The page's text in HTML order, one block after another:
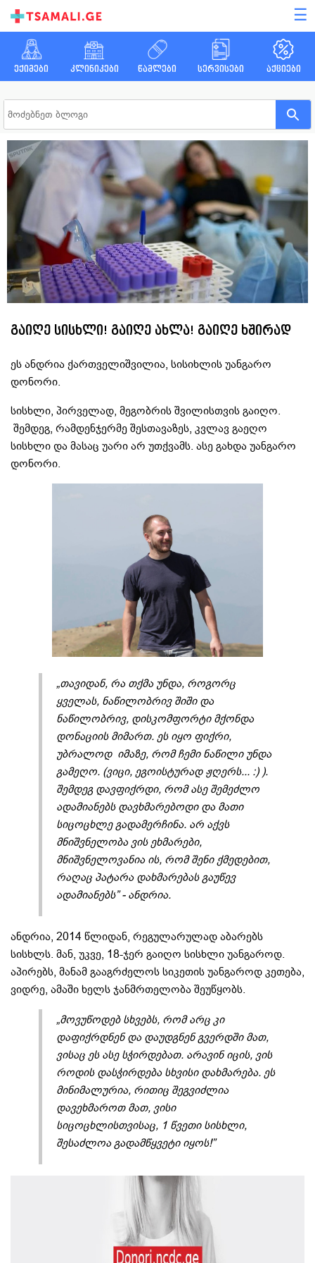
☰
ექიმები კლინიკები წამლები სერვისები აქციები
გაიღე სისხლი! გაიღე ახლა! გაიღე ხშირად
ეს ანდრია ქართველიშვილია, სისიხლის უანგარო
დონორი.
სისხლი, პირველად, მეგობრის შვილისთვის გაიღო.
შემდეგ, რამდენჯერმე შესთავაზეს, კვლავ გაეღო
სისხლი და მასაც უარი არ უთქვამს. ასე გახდა უანგარო
დონორი.
„თავიდან, რა თქმა უნდა, როგორც
ყველას, ნაწილობრივ შიში და
ნაწილობრივ, დისკომფორტი მქონდა
დონაციის მიმართ. ეს იყო ფიქრი,
უბრალოდ იმაზე, რომ ჩემი ნაწილი უნდა
გამეღო. (ვიცი, ეგოისტურად ჟღერს... :) ).
შემდეგ დავფიქრდი, რომ ასე შემეძლო
ადამიანებს დავხმარებოდი და მათი
სიცოცხლე გადამერჩინა. არ აქვს
მნიშვნელობა ვის ეხმარები,
მნიშვნელოვანია ის, რომ შენი ქმედებით,
რაღაც პატარა დახმარებას გაუწევ
ადამიანებს” - ანდრია.
ანდრია, 2014 წლიდან, რეგულარულად აბარებს
სისხლს. მან, უკვე, 18-ჯერ გაიღო სისხლი უანგაროდ.
აპირებს, მანამ გააგრძელოს სიკეთის უანგაროდ კეთება,
ვიდრე, ამაში ხელს ჯანმრთელობა შეუწყობს.
„მოვუწოდებ სხვებს, რომ არც კი
დაფიქრდნენ და დაუდგნენ გვერდში მათ,
ვისაც ეს ასე სჭირდებათ. არავინ იცის, ვის
როდის დასჭირდება სხვისი დახმარება. ეს
მინიმალურია, რითიც შეგვიძლია
დავეხმაროთ მათ, ვისი
სიცოცხლისთვისაც, 1 წვეთი სისხლი,
შესაძლოა გადამწყვეტი იყოს!”